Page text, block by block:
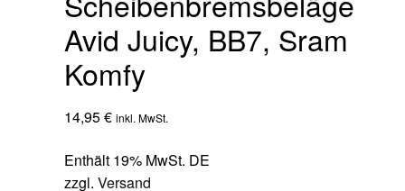
Avid Juicy, BB7, Sram
Komfy
14,95€ inkl. MwSt.
Enthält 19% MwSt. DE
zzgl. Versand